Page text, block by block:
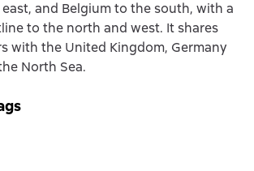
and Belgium to the south, with a
to the north and west. It shares
with the United Kingdom, Germany
North Sea.